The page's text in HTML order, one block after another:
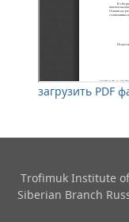
загрузить PDF
Trofimuk Institute
Siberian Branch